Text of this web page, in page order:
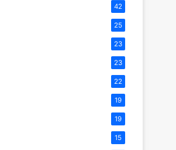
42
25
23
23
22
19
19
15